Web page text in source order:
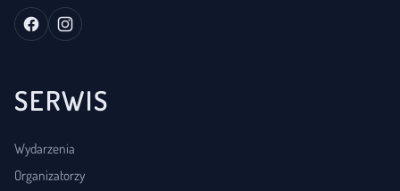
SERWIS
Wydarzenia
Organizatorzy